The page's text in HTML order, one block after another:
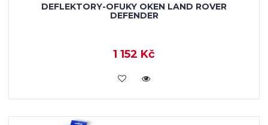
DEFLEKTORY-OFUKY OKEN LAND ROVER
DEFENDER
1 152 Kč
KOUPIT